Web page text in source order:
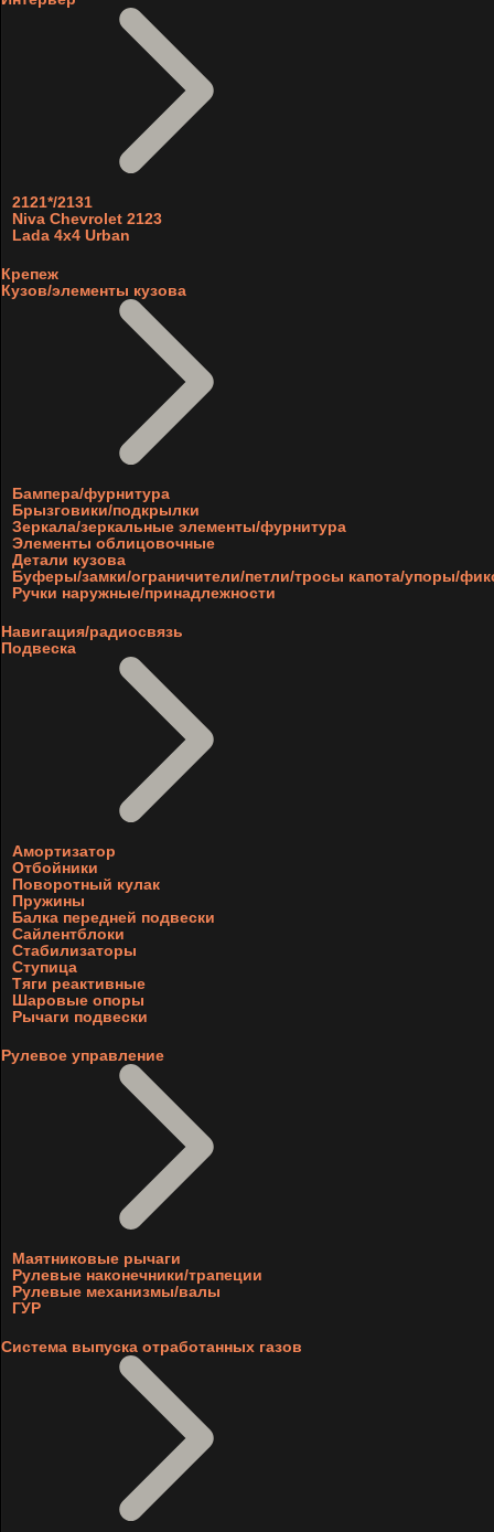
2121*/2131
Niva Chevrolet 2123
Lada 4x4 Urban
Крепеж
Кузов/элементы кузова
Бампера/фурнитура
Брызговики/подкрылки
Зеркала/зеркальные элементы/фурнитура
Элементы облицовочные
Детали кузова
Буферы/замки/ограничители/петли/тросы капота/упоры/
Ручки наружные/принадлежности
Навигация/радиосвязь
Подвеска
Амортизатор
Отбойники
Поворотный кулак
Пружины
Балка передней подвески
Сайлентблоки
Стабилизаторы
Ступица
Тяги реактивные
Шаровые опоры
Рычаги подвески
Рулевое управление
Маятниковые рычаги
Рулевые наконечники/трапеции
Рулевые механизмы/валы
ГУР
Система выпуска отработанных газов